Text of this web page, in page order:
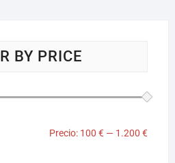
BY PRICE
Precio: 100 € — 1.200 €